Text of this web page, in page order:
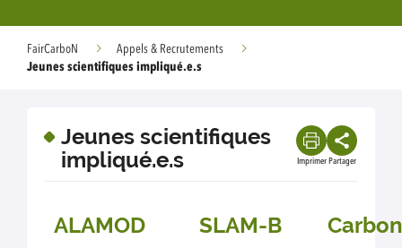
FairCarboN
Appels & Recrutements
Jeunes scientifiques impliqué.e.s
Jeunes scientifiques
impliqué.e.s
Imprimer Partager
ALAMOD SLAM-B